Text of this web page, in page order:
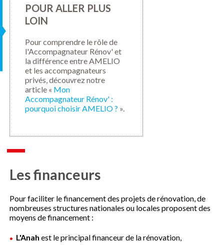
POUR ALLER PLUS
LOIN
Pour comprendre le rôle de
l'Accompagnateur Rénov' et
la différence entre AMELIO
et les accompagnateurs
privés, découvrez notre
article « Mon
Accompagnateur Rénov' :
pourquoi choisir AMELIO ? ».
Les financeurs
Pour faciliter le financement des projets de rénovation, de
nombreuses structures nationales ou locales proposent des
moyens de financement :
L'Anah est le principal financeur de la rénovation,